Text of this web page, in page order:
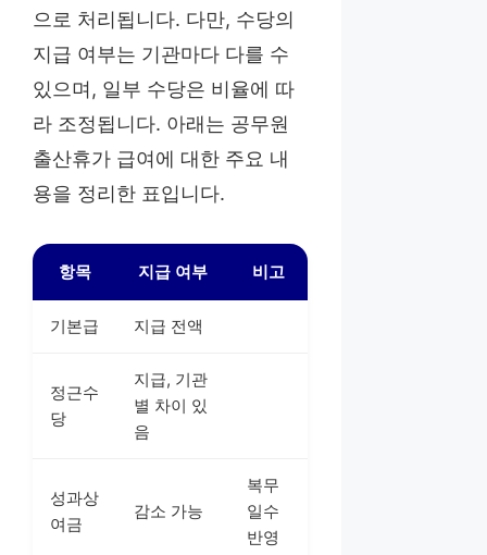
으로 처리됩니다. 다만, 수당의
지급 여부는 기관마다 다를 수
있으며, 일부 수당은 비율에 따
라 조정됩니다. 아래는 공무원
출산휴가 급여에 대한 주요 내
용을 정리한 표입니다.
항목 지급 여부 비고
기본급 지급 전액
정근수
당
지급, 기관
별 차이 있
음
성과상
여금
감소 가능
복무
일수
반영